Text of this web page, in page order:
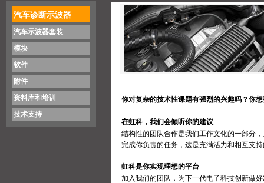
你对复杂的技术性课题有强烈的兴趣吗？你
在虹科，我们会倾听你的建议
结构性的团队合作是我们工作文化的一部分
完成你负责的任务，这是充满活力和相互支
虹科是你实现理想的平台
加入我们的团队，为下一代电子科技创新做
汽车诊断示波器
汽车示波器套装
模块
软件
附件
资料库和培训
技术支持